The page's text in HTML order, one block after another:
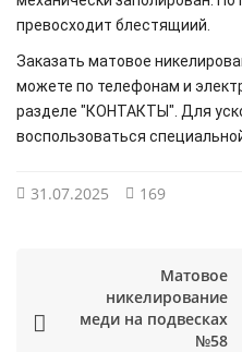
превосходит блестящиий.
Заказать матовое
можете по телефонам и
разделе "КОНТАКТЫ". Для
воспользоваться
31.07.2025 169
Матовое
никелирование
меди на подвесках
№58